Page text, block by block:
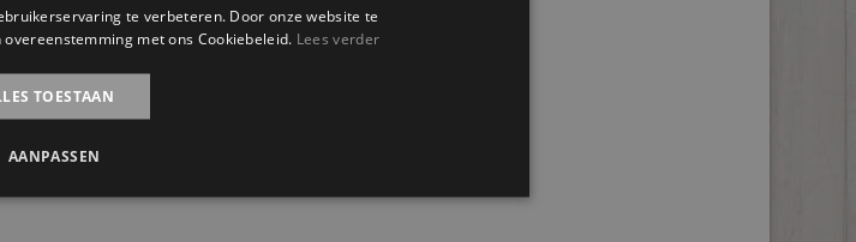
te verbeteren. Door onze website te
met ons Cookiebeleid. Lees verder
TOESTAAN
AANPASSEN